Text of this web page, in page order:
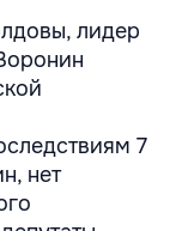
лидер
7
нет